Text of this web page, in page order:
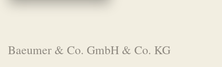
Baeumer & Co. GmbH & Co. KG